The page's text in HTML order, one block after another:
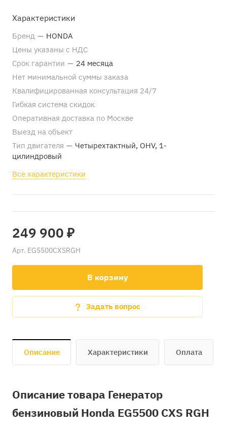
Характеристики
Бренд — HONDA
Цены указаны с НДС
Срок гарантии — 24 месяца
Нет минимальной суммы заказа
Квалифицированная консультация 24/7
Гибкая система скидок
Оперативная доставка по Москве
Выезд на объект
Тип двигателя — Четырехтактный, OHV, 1-
цилиндровый
Все характеристики
249 900 ₽
Арт. EG5500CXSRGH
В корзину
Задать вопрос
Описание Характеристики Оплата
Описание товара Генератор
бензиновый Honda EG5500 CXS RGH